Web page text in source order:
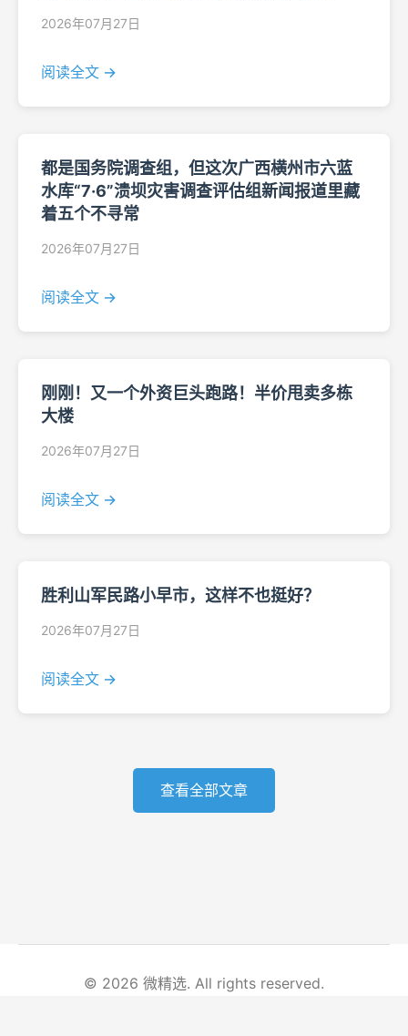
2026年07月27日
阅读全文 →
都是国务院调查组，但这次广西横州市六蓝
水库“7·6”溃坝灾害调查评估组新闻报道里藏
着五个不寻常
2026年07月27日
阅读全文 →
刚刚！又一个外资巨头跑路！半价甩卖多栋
大楼
2026年07月27日
阅读全文 →
胜利山军民路小早市，这样不也挺好？
2026年07月27日
阅读全文 →
查看全部文章
© 2026 微精选. All rights reserved.